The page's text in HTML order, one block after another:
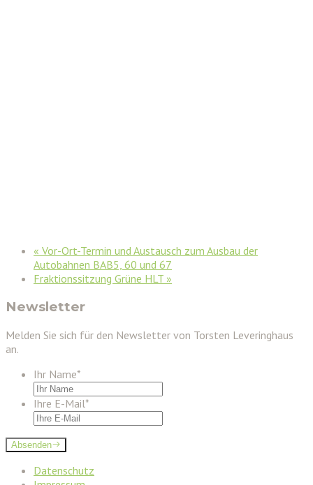
« Vor-Ort-Termin und Austausch zum Ausbau der
Autobahnen BAB5, 60 und 67
Fraktionssitzung Grüne HLT »
Newsletter
Melden Sie sich für den Newsletter von Torsten Leveringhaus
an.
Ihr Name*
Ihre E-Mail*
Absenden
Datenschutz